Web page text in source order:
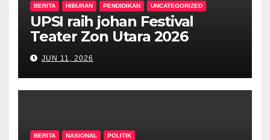
BERITA HIBURAN PENDIDIKAN UNCATEGORIZED
UPSI raih johan Festival
Teater Zon Utara 2026
JUN 11, 2026
BERITA NASIONAL POLITIK